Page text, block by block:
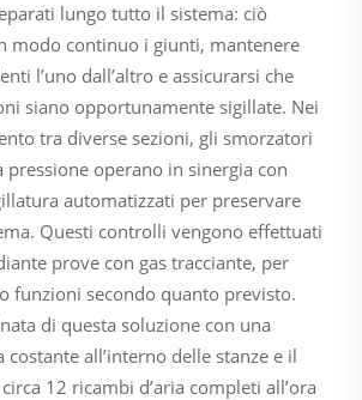
lungo tutto il sistema: ciò
modo continuo i giunti, mantenere
l’uno dall’altro e assicurarsi che
siano opportunamente sigillate. Nei
tra diverse sezioni, gli smorzatori
operano in sinergia con
automatizzati per preservare
Questi controlli vengono effettuati
prove con gas tracciante, per
funzioni secondo quanto previsto.
di questa soluzione con una
all’interno delle stanze e il
12 ricambi d’aria completi all’ora